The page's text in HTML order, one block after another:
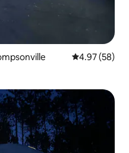
Calificación
4.97 (58)